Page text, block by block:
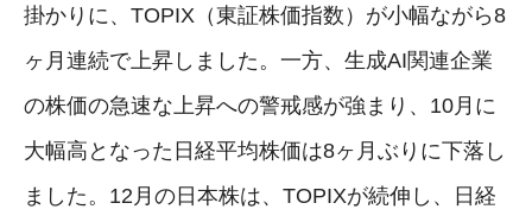
掛かりに、TOPIX（東証株価指数）が小幅ながら8
ヶ月連続で上昇しました。一方、生成AI関連企業
の株価の急速な上昇への警戒感が強まり、10月に
大幅高となった日経平均株価は8ヶ月ぶりに下落し
ました。12月の日本株は、TOPIXが続伸し、日経